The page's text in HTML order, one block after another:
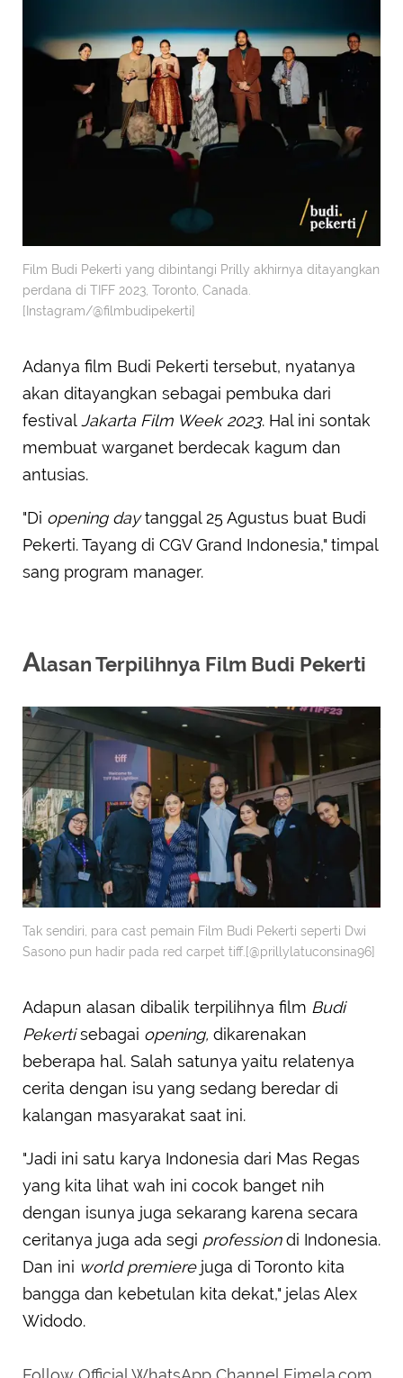
Film Budi Pekerti yang dibintangi Prilly akhirnya ditayangkan
perdana di TIFF 2023, Toronto, Canada.
[Instagram/@filmbudipekerti]
Adanya film Budi Pekerti tersebut, nyatanya
akan ditayangkan sebagai pembuka dari
festivalJakarta Film Week 2023. Hal ini sontak
membuat warganet berdecak kagum dan
antusias.
"Di opening daytanggal 25 Agustus buat Budi
Pekerti. Tayang di CGV Grand Indonesia," timpal
sang program manager.
Alasan Terpilihnya Film Budi Pekerti
Tak sendiri, para cast pemain Film Budi Pekerti seperti Dwi
Sasono pun hadir pada red carpet tiff.[@prillylatuconsina96]
Adapun alasan dibalik terpilihnya film Budi
Pekertisebagai opening, dikarenakan
beberapa hal. Salah satunya yaitu relatenya
cerita dengan isu yang sedang beredar di
kalangan masyarakat saat ini.
"Jadi ini satu karya Indonesia dari Mas Regas
yang kita lihat wah ini cocok banget nih
dengan isunya juga sekarang karena secara
ceritanya juga ada segi professiondi Indonesia.
Dan ini world premierejuga di Toronto kita
bangga dan kebetulan kita dekat," jelas Alex
Widodo.